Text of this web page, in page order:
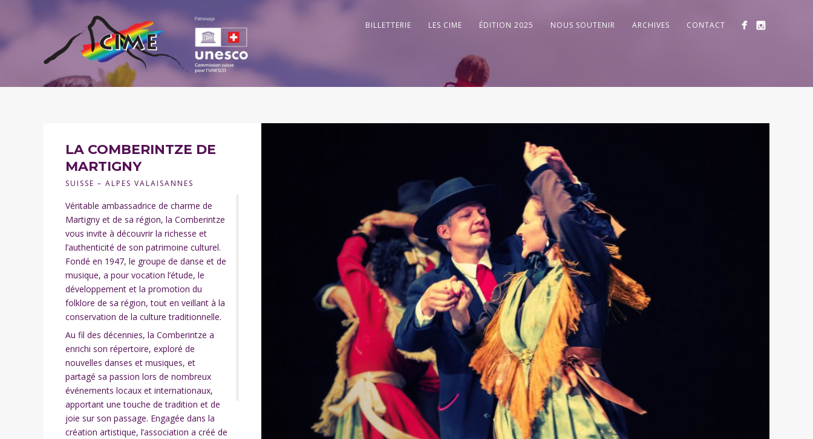
BILLETTERIE LES CIME ÉDITION 2025 NOUS SOUTENIR ARCHIVES CONTACT
LA COMBERINTZE DE
MARTIGNY
SUISSE – ALPES VALAISANNES
Véritable ambassadrice de charme de
Martigny et de sa région, la Comberintze
vous invite à découvrir la richesse et
l’authenticité de son patrimoine culturel.
Fondé en 1947, le groupe de danse et de
musique, a pour vocation l’étude, le
développement et la promotion du
folklore de sa région, tout en veillant à la
conservation de la culture traditionnelle.
Au fil des décennies, la Comberintze a
enrichi son répertoire, exploré de
nouvelles danses et musiques, et
partagé sa passion lors de nombreux
événements locaux et internationaux,
apportant une touche de tradition et de
joie sur son passage. Engagée dans la
création artistique, l’association a créé de